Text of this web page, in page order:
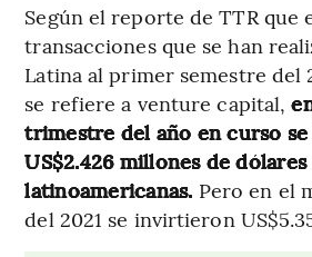
Según el reporte de TTR que
transacciones que se han
Latina al primer semestre del
se refiere a venture capital,
trimestre del año en curso
US$2.426 millones de
latinoamericanas. Pero en el
del 2021 se invirtieron